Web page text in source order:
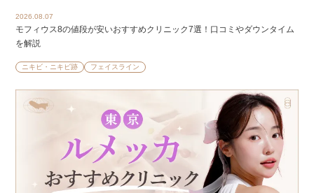
2026.08.07
モフィウス8の値段が安いおすすめクリニック7選！口コミやダウンタイム
を解説
ニキビ・ニキビ跡 フェイスライン